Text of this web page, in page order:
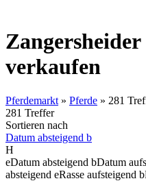
verkaufen
Pferdemarkt » Pferde » 281
281 Treffer
Sortieren nach
Datum absteigend b
H
eDatum absteigend bDatum
absteigend eRasse aufsteigend b